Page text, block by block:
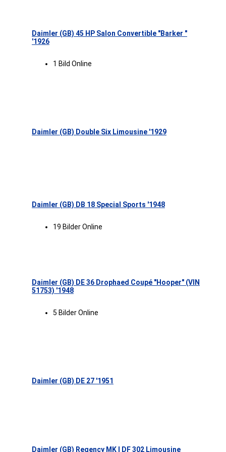
Daimler (GB) 45 HP Salon Convertible "Barker "
'1926
1 Bild Online
Daimler (GB) Double Six Limousine '1929
Daimler (GB) DB 18 Special Sports '1948
19 Bilder Online
Daimler (GB) DE 36 Drophaed Coupé "Hooper" (VIN
51753) '1948
5 Bilder Online
Daimler (GB) DE 27 '1951
Daimler (GB) Regency MK I DF 302 Limousine